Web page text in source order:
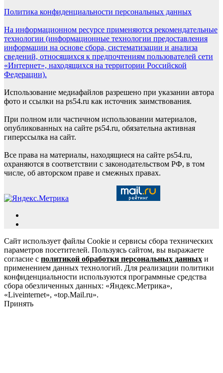
Политика конфиденциальности персональных данных
На информационном ресурсе применяются рекомендательные
технологии (информационные технологии предоставления
информации на основе сбора, систематизации и анализа
сведений, относящихся к предпочтениям пользователей сети
«Интернет», находящихся на территории Российской
Федерации).
Использование медиафайлов разрешено при указании автора
фото и ссылки на ps54.ru как источник заимствования.
При полном или частичном использовании материалов,
опубликованных на сайте ps54.ru, обязательна активная
гиперссылка на сайт.
Все права на материалы, находящиеся на сайте ps54.ru,
охраняются в соответствии с законодательством РФ, в том
числе, об авторском праве и смежных правах.
Сайт использует файлы Cookie и сервисы сбора технических
параметров посетителей. Пользуясь сайтом, вы выражаете
согласие с политикой обработки персональных данных и
применением данных технологий. Для реализации политики
конфиденциальности используются программные средства
сбора обезличенных данных: «Яндекс.Метрика»,
«Liveinternet», «top.Mail.ru».
Принять